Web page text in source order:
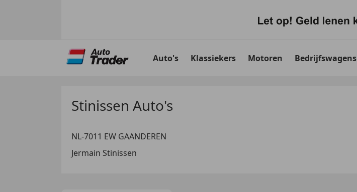
Auto's Klassiekers Motoren Bedrijfswagens
Stinissen Auto's
NL-7011 EW GAANDEREN
Jermain Stinissen